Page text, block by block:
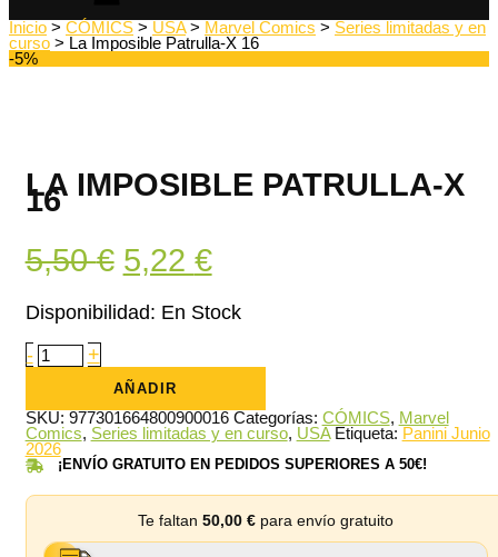
Inicio > CÓMICS > USA> Marvel Comics > Series limitadas y en
curso > La Imposible Patrulla-X 16
-5%
LA IMPOSIBLE PATRULLA-X
16
5,50€ El
precio
era:
5,50 €.
5,22 €El
precio
5,22 €.
Disponibilidad: En Stock
- La
Imposible
16
cantidad
+
AÑADIR
SKU: 977301664800900016 Categorías: CÓMICS, Marvel
Comics, Series limitadas y en curso, USA Etiqueta: Panini Junio
2026
¡ENVÍO GRATUITO EN PEDIDOS SUPERIORES A 50€!
Te faltan 50,00 €para envío gratuito